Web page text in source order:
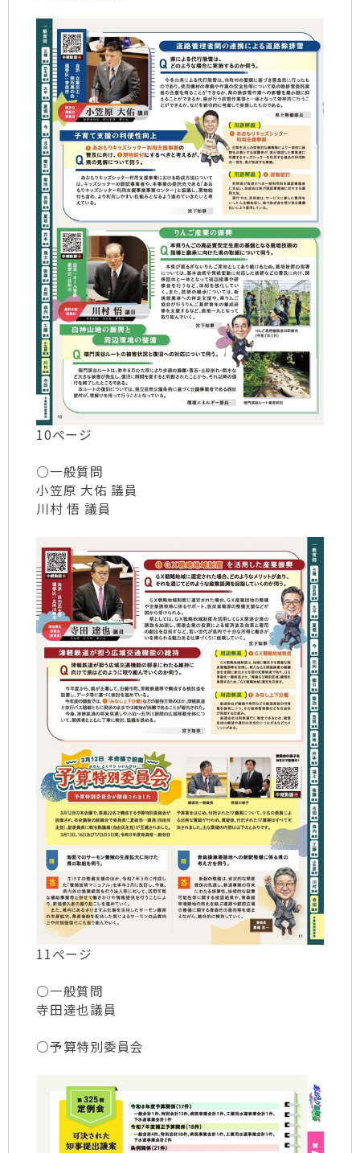
10ページ
○一般質問
小笠原 大佑 議員
川村 悟 議員
11ページ
○一般質問
寺田達也議員
○予算特別委員会